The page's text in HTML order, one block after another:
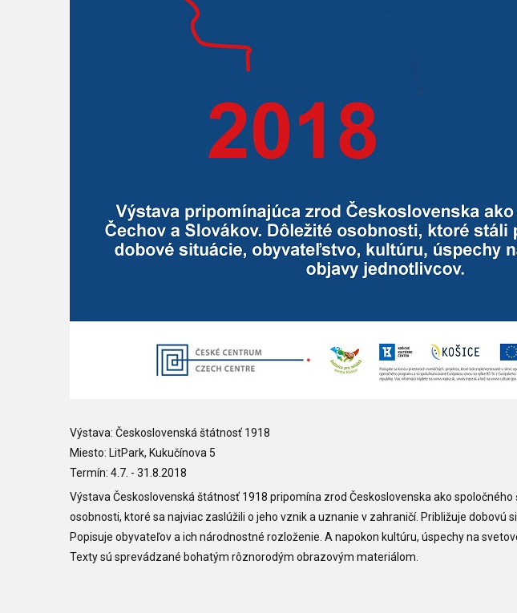
Výstava: Československá štátnosť 1918
Miesto: LitPark, Kukučínova 5
Termín: 4.7. - 31.8.2018
Výstava Československá štátnosť 1918 pripomína zrod Československa ako
osobnosti, ktoré sa najviac zaslúžili o jeho vznik a uznanie v zahraničí. Približuje dobovú
Popisuje obyvateľov a ich národnostné rozloženie. A napokon kultúru, úspechy na
Texty sú sprevádzané bohatým rôznorodým obrazovým materiálom.